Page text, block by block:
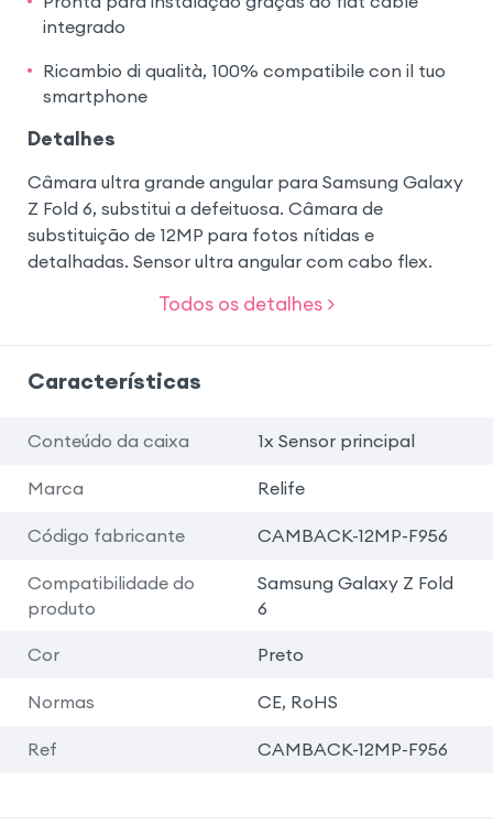
integrado
Ricambio di qualità, 100% compatibile con il tuo
smartphone
Detalhes
Câmara ultra grande angular para Samsung Galaxy
Z Fold 6, substitui a defeituosa. Câmara de
substituição de 12MP para fotos nítidas e
detalhadas. Sensor ultra angular com cabo flex.
Todos os detalhes >
Características
Conteúdo da caixa 1x Sensor principal
Marca Relife
Código fabricante CAMBACK-12MP-F956
Compatibilidade do
produto
Samsung Galaxy Z Fold
6
Cor Preto
Normas CE, RoHS
Ref CAMBACK-12MP-F956